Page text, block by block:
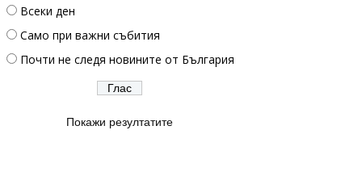
Всеки ден
Само при важни събития
Почти не следя новините от България
Покажи резултатите